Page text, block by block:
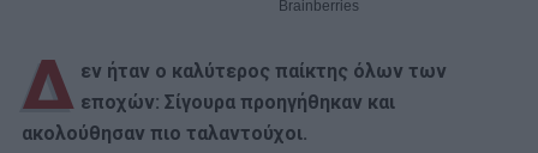
Δ εν ήταν ο καλύτερος παίκτης όλων των
εποχών: Σίγουρα προηγήθηκαν και
ακολούθησαν πιο ταλαντούχοι.